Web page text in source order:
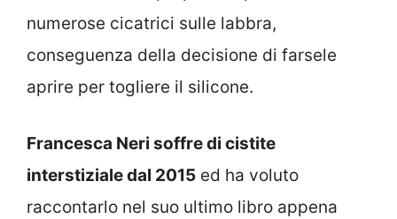
numerose cicatrici sulle labbra,
conseguenza della decisione di farsele
aprire per togliere il silicone.
Francesca Neri soffre di cistite
interstiziale dal 2015 ed ha voluto
raccontarlo nel suo ultimo libro appena